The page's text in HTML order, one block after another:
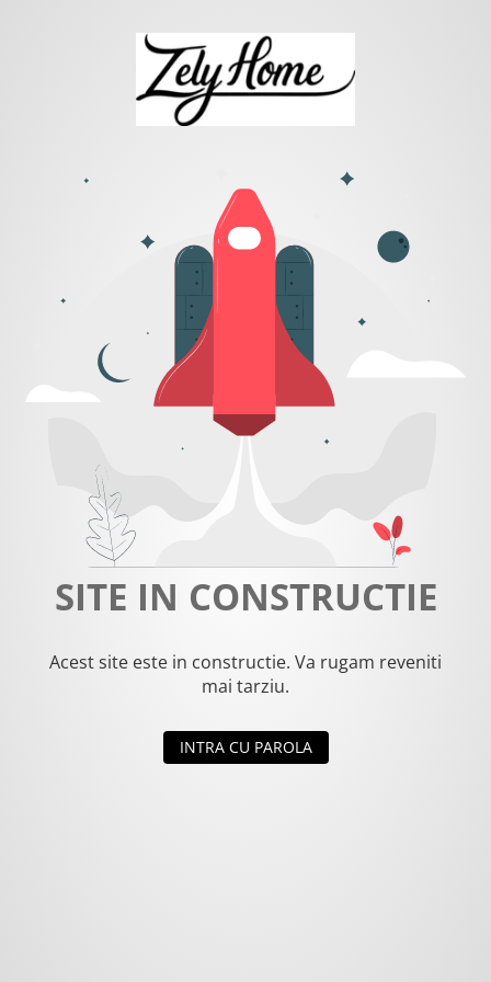
SITE IN CONSTRUCTIE
Acest site este in constructie. Va rugam reveniti
mai tarziu.
INTRA CU PAROLA